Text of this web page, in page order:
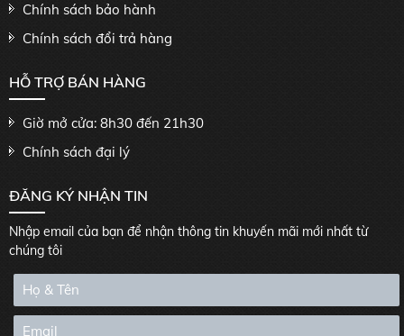
Chính sách bảo hành
Chính sách đổi trả hàng
HỖ TRỢ BÁN HÀNG
Giờ mở cửa: 8h30 đến 21h30
Chính sách đại lý
ĐĂNG KÝ NHẬN TIN
Nhập email của bạn để nhận thông tin khuyến mãi mới nhất từ
chúng tôi